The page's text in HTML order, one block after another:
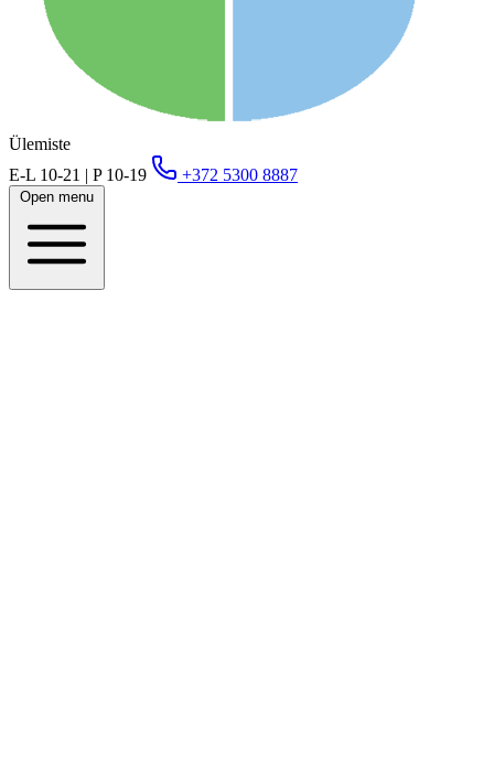
Ülemiste
E-L 10-21 | P 10-19
+372 5300 8887
Open menu